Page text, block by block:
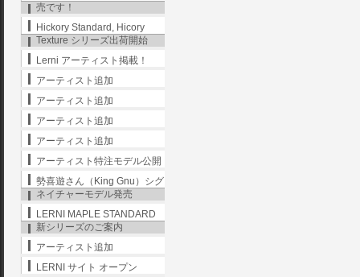
売です！
Hickory Standard, Hicory
Texture シリーズ出荷開始
Lerni アーティスト掲載！
アーティスト追加
アーティスト追加
アーティスト追加
アーティスト追加
アーティスト特注モデル公開
勢喜遊さん（King Gnu）シグ
ネイチャーモデル発売
LERNI MAPLE STANDARD
新シリーズのご案内
アーティスト追加
LERNI サイト オープン